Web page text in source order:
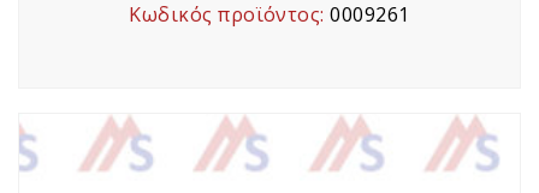
Κωδικός προϊόντος:0009261